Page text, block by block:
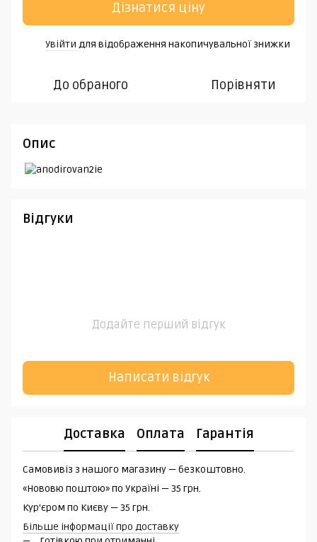
Дізнатися ціну
Увійти для відображення накопичувальної знижки
До обраного Порівняти
Опис
Відгуки
Додайте перший відгук
Написати відгук
Доставка Оплата Гарантія
Самовивіз з нашого магазину — безкоштовно.
«Нововю поштою» по Україні — 35 грн.
Кур'єром по Києву — 35 грн.
Більше інформації про доставку